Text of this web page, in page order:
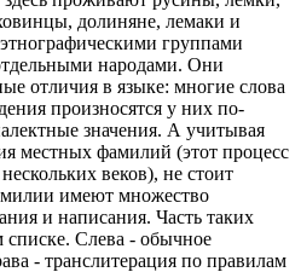
долиняне, лемаки и
группами
народами. Они
отличия в языке: многие слова
произносятся у них по-
значения. А учитывая
местных фамилий (этот процесс
веков), не стоит
имеют множество
и написания. Часть таких
Слева - обычное
- транслитерация по правилам